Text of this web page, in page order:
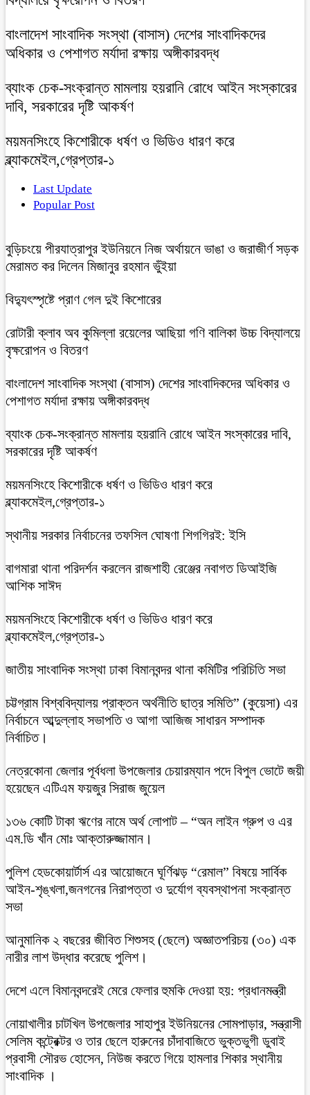
বাংলাদেশ সাংবাদিক সংস্থা (বাসাস) দেশের সাংবাদিকদের
অধিকার ও পেশাগত মর্যাদা রক্ষায় অঙ্গীকারবদ্ধ
ব্যাংক চেক-সংক্রান্ত মামলায় হয়রানি রোধে আইন সংস্কারের
দাবি, সরকারের দৃষ্টি আকর্ষণ
ময়মনসিংহে কিশোরীকে ধর্ষণ ও ভিডিও ধারণ করে
ব্ল্যাকমেইল,গ্রেপ্তার-১
Last Update
Popular Post
বুড়িচংয়ে পীরযাত্রাপুর ইউনিয়নে নিজ অর্থায়নে ভাঙা ও জরাজীর্ণ সড়ক
মেরামত কর দিলেন মিজানুর রহমান ভুঁইয়া
বিদ্যুৎস্পৃষ্টে প্রাণ গেল দুই কিশোরের
রোটারী ক্লাব অব কুমিল্লা রয়েলের আছিয়া গণি বালিকা উচ্চ বিদ্যালয়ে
বৃক্ষরোপন ও বিতরণ
বাংলাদেশ সাংবাদিক সংস্থা (বাসাস) দেশের সাংবাদিকদের অধিকার ও
পেশাগত মর্যাদা রক্ষায় অঙ্গীকারবদ্ধ
ব্যাংক চেক-সংক্রান্ত মামলায় হয়রানি রোধে আইন সংস্কারের দাবি,
সরকারের দৃষ্টি আকর্ষণ
ময়মনসিংহে কিশোরীকে ধর্ষণ ও ভিডিও ধারণ করে
ব্ল্যাকমেইল,গ্রেপ্তার-১
স্থানীয় সরকার নির্বাচনের তফসিল ঘোষণা শিগগিরই: ইসি
বাগমারা থানা পরিদর্শন করলেন রাজশাহী রেঞ্জের নবাগত ডিআইজি
আশিক সাঈদ
ময়মনসিংহে কিশোরীকে ধর্ষণ ও ভিডিও ধারণ করে
ব্ল্যাকমেইল,গ্রেপ্তার-১
জাতীয় সাংবাদিক সংস্থা ঢাকা বিমানবন্দর থানা কমিটির পরিচিতি সভা
চট্টগ্রাম বিশ্ববিদ্যালয় প্রাক্তন অর্থনীতি ছাত্র সমিতি” (কুয়েসা) এর
নির্বাচনে আব্দুল্লাহ সভাপতি ও আগা আজিজ সাধারন সম্পাদক
নির্বাচিত।
নেত্রকোনা জেলার পূর্বধলা উপজেলার চেয়ারম্যান পদে বিপুল ভোটে জয়ী
হয়েছেন এটিএম ফয়জুর সিরাজ জুয়েল
১৩৬ কোটি টাকা ঋণের নামে অর্থ লোপাট – “অন লাইন গ্রুপ ও এর
এম.ডি খাঁন মোঃ আক্তারুজ্জামান।
পুলিশ হেডকোয়ার্টার্স এর আয়োজনে ঘূর্ণিঝড় “রেমাল” বিষয়ে সার্বিক
আইন-শৃঙ্খলা,জনগনের নিরাপত্তা ও দুর্যোগ ব্যবস্থাপনা সংক্রান্ত
সভা
আনুমানিক ২ বছরের জীবিত শিশুসহ (ছেলে) অজ্ঞাতপরিচয় (৩০) এক
নারীর লাশ উদ্ধার করেছে পুলিশ।
দেশে এলে বিমানবন্দরেই মেরে ফেলার হুমকি দেওয়া হয়: প্রধানমন্ত্রী
নোয়াখালীর চাটখিল উপজেলার সাহাপুর ইউনিয়নের সোমপাড়ার, সন্ত্রাসী
সেলিম কন্ট্রেক্টর ও তার ছেলে হারুনের চাঁদাবাজিতে ভুক্তভুগী ডুবাই
প্রবাসী সৌরভ হোসেন, নিউজ করতে গিয়ে হামলার শিকার স্থানীয়
সাংবাদিক ।